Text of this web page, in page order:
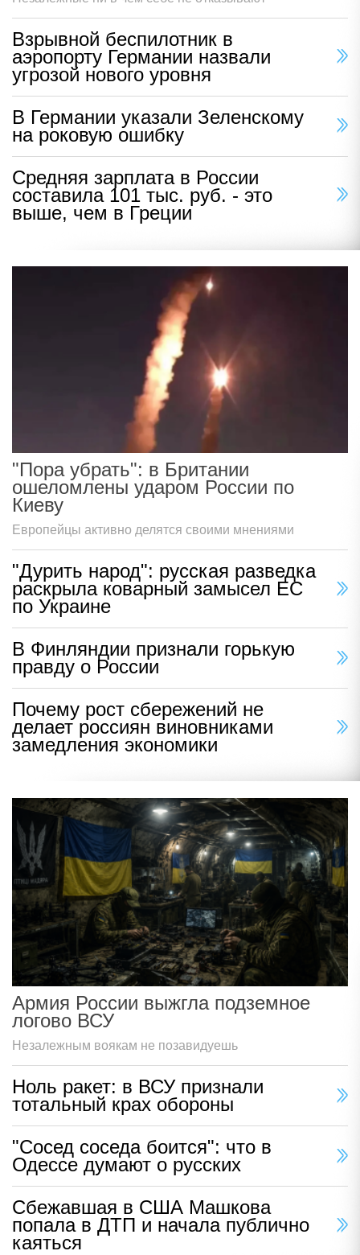
Взрывной беспилотник в
аэропорту Германии назвали
угрозой нового уровня
В Германии указали Зеленскому
на роковую ошибку
Средняя зарплата в России
составила 101 тыс. руб. - это
выше, чем в Греции
"Пора убрать": в Британии
ошеломлены ударом России по
Киеву
Европейцы активно делятся своими мнениями
"Дурить народ": русская разведка
раскрыла коварный замысел ЕС
по Украине
В Финляндии признали горькую
правду о России
Почему рост сбережений не
делает россиян виновниками
замедления экономики
Армия России выжгла подземное
логово ВСУ
Незалежным воякам не позавидуешь
Ноль ракет: в ВСУ признали
тотальный крах обороны
"Сосед соседа боится": что в
Одессе думают о русских
Сбежавшая в США Машкова
попала в ДТП и начала публично
каяться